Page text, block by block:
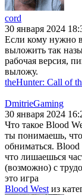
cord
30 января 2024
Если кому нужно
выложить так
рабочая версия,
выложу.
theHunter: Call of
DmitrieGaming
30 января 2024
Что такое Blood
ты понимаешь,
обниматься. Blood
что лишаешься
(возможно) с
это игра
Blood West из